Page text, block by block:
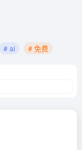
# ai # 免费